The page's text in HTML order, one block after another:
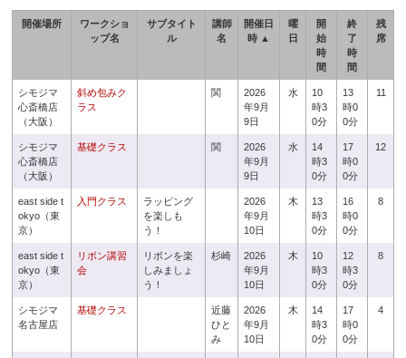
開催場所
ワークショ
ップ名
サブタイト
ル
講師
名
開催日
時 ▲
曜
日
開
始
時
間
終
了
時
間
残
席
シモジマ
心斎橋店
（大阪）
斜め包みク
ラス
関
2026
年9月
9日
水
10
時3
0分
13
時0
0分
11
シモジマ
心斎橋店
（大阪）
基礎クラス 関
2026
年9月
9日
水
14
時3
0分
17
時0
0分
12
east side t
okyo（東
京）
入門クラス
ラッピング
を楽しも
う！
2026
年9月
10日
木
13
時3
0分
16
時0
0分
8
east side t
okyo（東
京）
リボン講習
会
リボンを楽
しみましょ
う！
杉崎
2026
年9月
10日
木
10
時3
0分
12
時3
0分
8
シモジマ
名古屋店
基礎クラス
近藤
ひと
み
2026
年9月
10日
木
14
時3
0分
17
時0
0分
4